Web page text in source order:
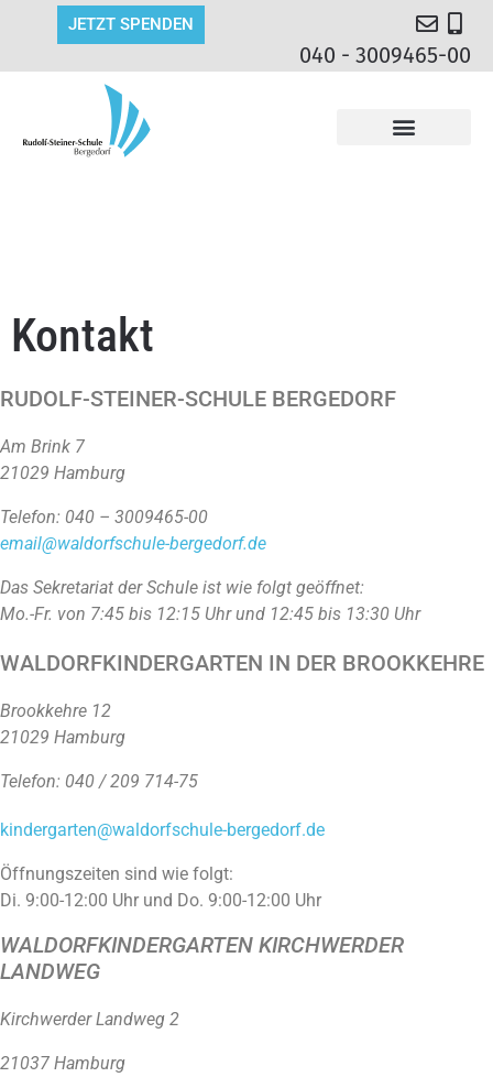
JETZT SPENDEN
040 - 3009465-00
Kontakt
RUDOLF-STEINER-SCHULE BERGEDORF
Am Brink 7
21029 Hamburg
Telefon: 040 – 3009465-00
email@waldorfschule-bergedorf.de
Das Sekretariat der Schule ist wie folgt geöffnet:
Mo.-Fr. von 7:45 bis 12:15 Uhr und 12:45 bis 13:30 Uhr
WALDORFKINDERGARTEN IN DER BROOKKEHRE
Brookkehre 12
21029 Hamburg
Telefon: 040 / 209 714-75
kindergarten@waldorfschule-bergedorf.de
Öffnungszeiten sind wie folgt:
Di. 9:00-12:00 Uhr und Do. 9:00-12:00 Uhr
WALDORFKINDERGARTEN KIRCHWERDER
LANDWEG
Kirchwerder Landweg 2
21037 Hamburg